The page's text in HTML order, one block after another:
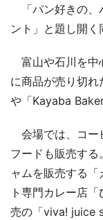
「パン好きの、
ント」と題し開く
富山や石川を中
に商品が売り切れ
や「Kayaba
会場では、コー
フードも販売す
ャムを販売する
ト専門カレー店
売の「viva! juice